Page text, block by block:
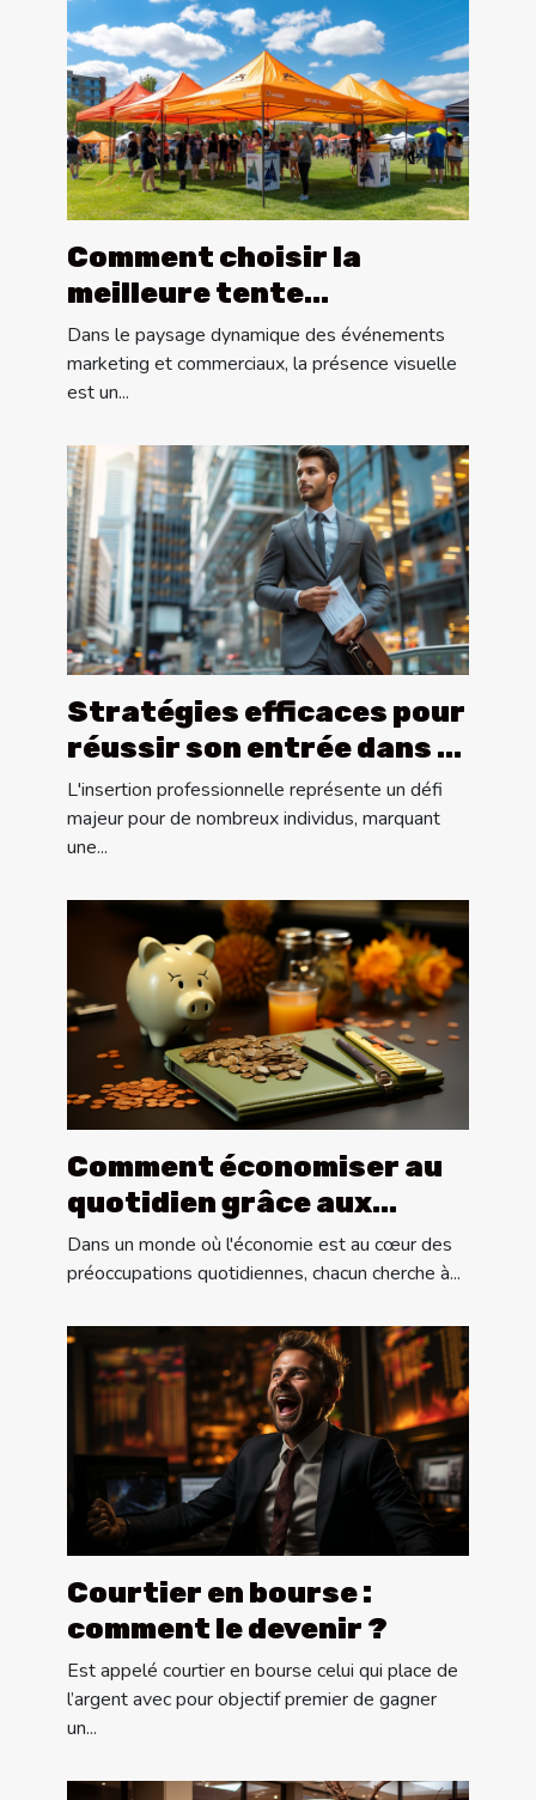
Comment choisir la
meilleure tente
publicitaire pour votre
événement
Dans le paysage dynamique des événements
marketing et commerciaux, la présence visuelle
est un...
Stratégies efficaces pour
réussir son entrée dans le
marché du travail
L'insertion professionnelle représente un défi
majeur pour de nombreux individus, marquant
une...
Comment économiser au
quotidien grâce aux
astuces sur Internet
Dans un monde où l'économie est au cœur des
préoccupations quotidiennes, chacun cherche à...
Courtier en bourse :
comment le devenir ?
Est appelé courtier en bourse celui qui place de
l’argent avec pour objectif premier de gagner
un...